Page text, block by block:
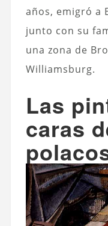
años, emigró a
junto con su
una zona de
Williamsburg.
Las
caras